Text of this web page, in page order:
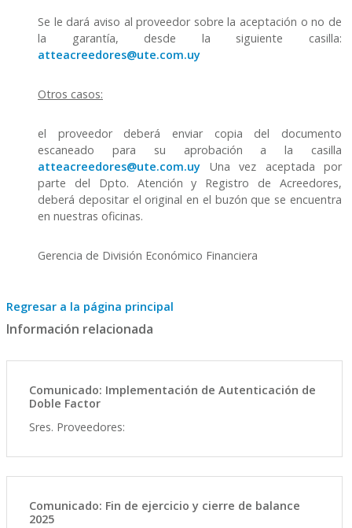
Se le dará aviso al proveedor sobre la aceptación o no de
la garantía, desde la siguiente casilla:
atteacreedores@ute.com.uy
Otros casos:
el proveedor deberá enviar copia del documento
escaneado para su aprobación a la casilla
atteacreedores@ute.com.uy Una vez aceptada por
parte del Dpto. Atención y Registro de Acreedores,
deberá depositar el original en el buzón que se encuentra
en nuestras oficinas.
Gerencia de División Económico Financiera
Regresar a la página principal
Información relacionada
Comunicado: Implementación de Autenticación de
Doble Factor
Sres. Proveedores:
Comunicado: Fin de ejercicio y cierre de balance
2025